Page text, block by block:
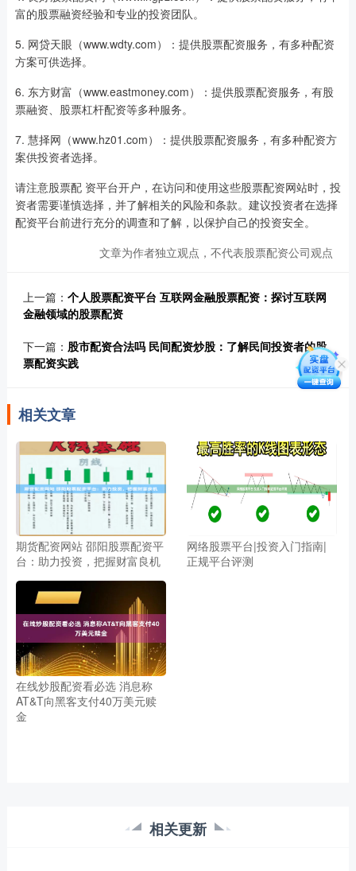
富的股票融资经验和专业的投资团队。
5. 网贷天眼（www.wdty.com）：提供股票配资服务，有多种配资
方案可供选择。
6. 东方财富（www.eastmoney.com）：提供股票配资服务，有股
票融资、股票杠杆配资等多种服务。
7. 慧择网（www.hz01.com）：提供股票配资服务，有多种配资方
案供投资者选择。
请注意股票配 资平台开户，在访问和使用这些股票配资网站时，投
资者需要谨慎选择，并了解相关的风险和条款。建议投资者在选择
配资平台前进行充分的调查和了解，以保护自己的投资安全。
文章为作者独立观点，不代表股票配资公司观点
上一篇： 个人股票配资平台 互联网金融股票配资：探讨互联网
金融领域的股票配资
下一篇： 股市配资合法吗 民间配资炒股：了解民间投资者的股
票配资实践
相关文章
期货配资网站 邵阳股票配资平
台：助力投资，把握财富良机
网络股票平台|投资入门指南|
正规平台评测
在线炒股配资看必选 消息称
AT&T向黑客支付40万美元赎
金
相关更新